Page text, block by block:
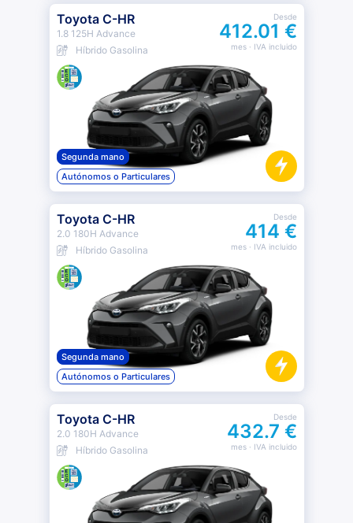
Toyota C-HR
1.8 125H Advance
Híbrido Gasolina
Desde
412.01 €
mes· IVA incluido
Segunda mano
Autónomos o Particulares
Toyota C-HR
2.0 180H Advance
Híbrido Gasolina
Desde
414 €
mes· IVA incluido
Segunda mano
Autónomos o Particulares
Toyota C-HR
2.0 180H Advance
Híbrido Gasolina
Desde
432.7 €
mes· IVA incluido